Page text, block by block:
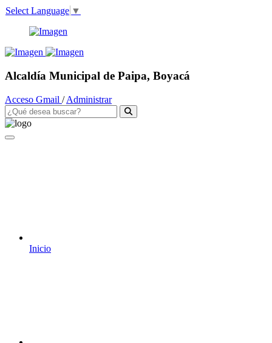
Select Language ▼
Alcaldía Municipal de Paipa, Boyacá
Acceso Gmail /Administrar
Inicio